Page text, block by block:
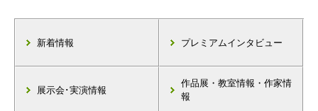
新着情報 プレミアムインタビュー
展示会･実演情報
作品展・教室情報・作家情
報